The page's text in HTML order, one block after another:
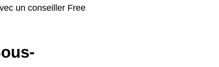
un conseiller Free